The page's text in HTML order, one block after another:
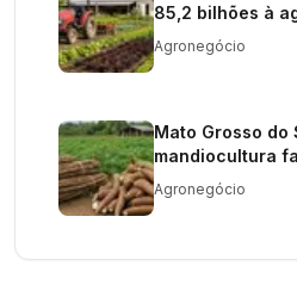
85,2 bilhões à
Agronegócio
Mato Grosso do
mandiocultura
Agronegócio